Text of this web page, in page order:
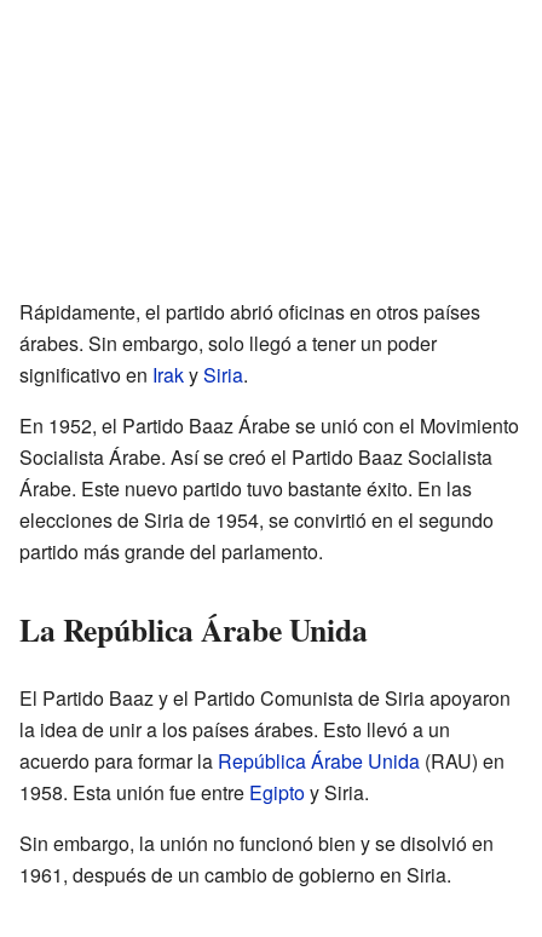
Rápidamente, el partido abrió oficinas en otros países
árabes. Sin embargo, solo llegó a tener un poder
significativo en IrakySiria.
En 1952, el Partido Baaz Árabe se unió con el Movimiento
Socialista Árabe. Así se creó el Partido Baaz Socialista
Árabe. Este nuevo partido tuvo bastante éxito. En las
elecciones de Siria de 1954, se convirtió en el segundo
partido más grande del parlamento.
La República Árabe Unida
El Partido Baaz y el Partido Comunista de Siria apoyaron
la idea de unir a los países árabes. Esto llevó a un
acuerdo para formar la República Árabe Unida (RAU) en
1958. Esta unión fue entre Egiptoy Siria.
Sin embargo, la unión no funcionó bien y se disolvió en
1961, después de un cambio de gobierno en Siria.